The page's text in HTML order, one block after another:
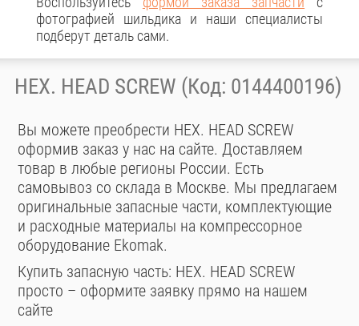
фотографией шильдика и наши специалисты
подберут деталь сами.
HEX. HEAD SCREW (Код: 0144400196)
Вы можете преобрести HEX. HEAD SCREW
оформив заказ у нас на сайте. Доставляем
товар в любые регионы России. Есть
самовывоз со склада в Москве. Мы предлагаем
оригинальные запасные части, комплектующие
и расходные материалы на компрессорное
оборудование Ekomak.
Купить запасную часть: HEX. HEAD SCREW
просто – оформите заявку прямо на нашем
сайте